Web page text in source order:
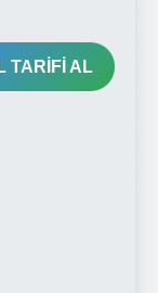
TARİFİ AL